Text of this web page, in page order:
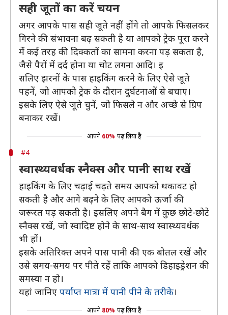
सही जूतों का करें चयन
अगर आपके पास सही जूते नहीं होंगे तो आपके फिसलकर
गिरने की संभावना बढ़ सकती है या आपको ट्रेक पूरा करने
में कई तरह की दिक्कतों का सामना करना पड़ सकता है,
जैसे पैरों में दर्द होना या चोट लगना आदि। इ
सलिए झरनों के पास हाइकिंग करने के लिए ऐसे जूते
पहनें, जो आपको ट्रेक के दौरान दुर्घटनाओं से बचाए।
इसके लिए ऐसे जूते चुनें, जो फिसले न और अच्छे से ग्रिप
बनाकर रखें।
आपने 60% पढ़ लिया है
#4
स्वास्थ्यवर्धक स्नैक्स और पानी साथ रखें
हाइकिंग के लिए चढ़ाई चढ़ते समय आपको थकावट हो
सकती है और आगे बढ़ने के लिए आपको ऊर्जा की
जरूरत पड़ सकती है। इसलिए अपने बैग में कुछ छोटे-छोटे
स्नैक्स रखें, जो स्वादिष्ट होने के साथ-साथ स्वास्थ्यवर्धक
भी हों।
इसके अतिरिक्त अपने पास पानी की एक बोतल रखें और
उसे समय-समय पर पीते रहें ताकि आपको डिहाइड्रेशन की
समस्या न हो।
यहां जानिए पर्याप्त मात्रा में पानी पीने के तरीके।
आपने 80% पढ़ लिया है